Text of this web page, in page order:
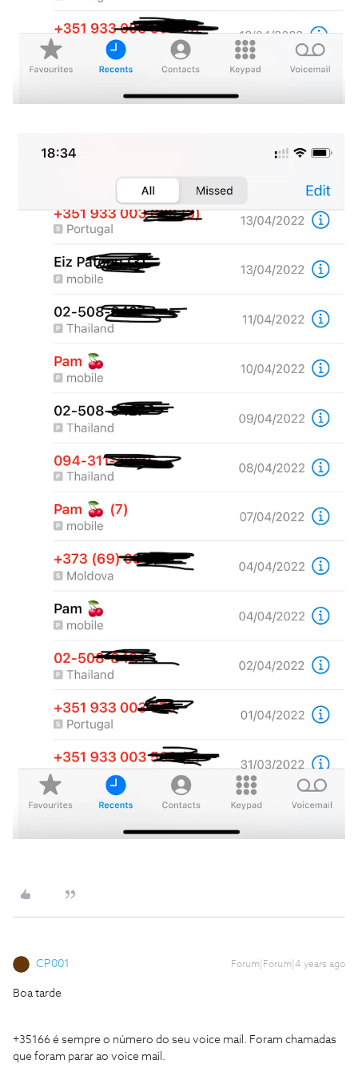
CP001 Forum|Forum|4 years ago
Boa tarde
+35166 é sempre o número do seu voice mail. Foram chamadas
que foram parar ao voice mail.